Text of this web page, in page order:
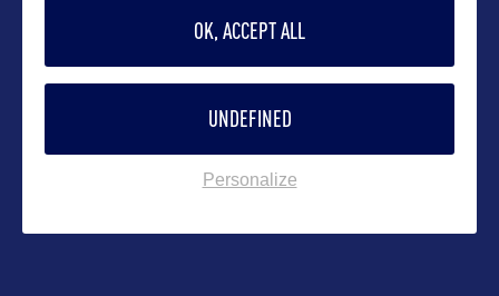
p.orain@editions.michelin.com
Suivre
OK, ACCEPT ALL
UNDEFINED
Personalize